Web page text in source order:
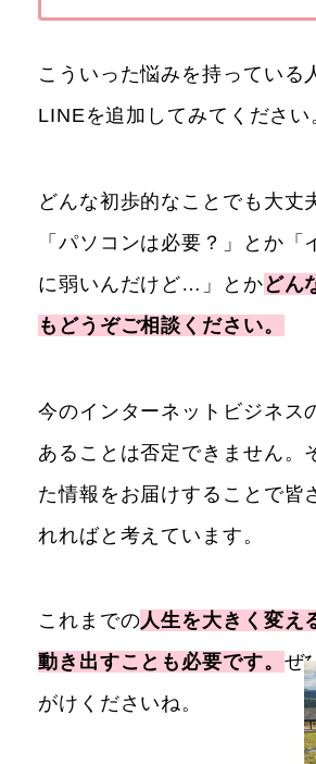
こういった悩みを持っている
LINEを追加してみてください
どんな初歩的なことでも大丈
「パソコンは必要？」とか「
に弱いんだけど…」とかどん
もどうぞご相談ください。
今のインターネットビジネス
あることは否定できません。
た情報をお届けすることで皆
れればと考えています。
これまでの人生を大きく変え
動き出すことも必要です。 ぜ
がけくださいね。